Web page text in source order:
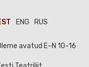
ENG RUS
avatud E–N 10–16